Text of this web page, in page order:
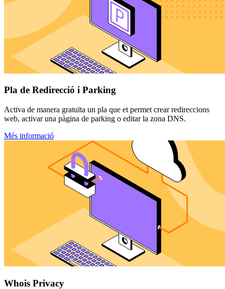
Pla de Redirecció i Parking
Activa de manera gratuïta un pla que et permet crear redireccions
web, activar una pàgina de parking o editar la zona DNS.
Més informació
Whois Privacy